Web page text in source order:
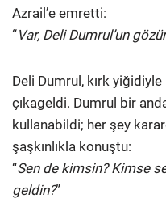
Azrail’e emretti:
“Var, Deli Dumrul’un
Deli Dumrul, kırk
çıkageldi. Dumrul bir
kullanabildi; her şey
şaşkınlıkla konuştu:
“Sen de kimsin? Kimse
geldin?”